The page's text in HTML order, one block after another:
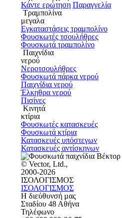
Κάντε ερώτηση Παραγγελία
Τραμπολίνα
μεγαλα
Εγκαταστάσεις τραμπολίνο
Φουσκωτές τσουλήθρες
Φουσκωτά τραμπολίνο
Παιχνίδια
νερού
Νεροτσουλήθρες
Φουσκωτά πάρκα νερού
Παιχνίδια νερού
Έλκηθρα νερού
Πισίνες
Κινητά
κτίρια
Φουσκωτές κατασκευές
Φουσκωτά κτίρια
Κατασκευές υπόστεγων
Κατασκευές αντίσκηνων
© Vector, Ltd.,
2000-2026
ΙΣΟΛΟΓΙΣΜΟΣ
ΙΣΟΛΟΓΙΣΜΟΣ
Η διεύθυνσή μας
Σταδίου 48 Αθήνα
Τηλέφωνο